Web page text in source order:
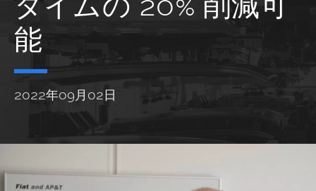
タイムの 20% 削減可
能
2022年09月02日